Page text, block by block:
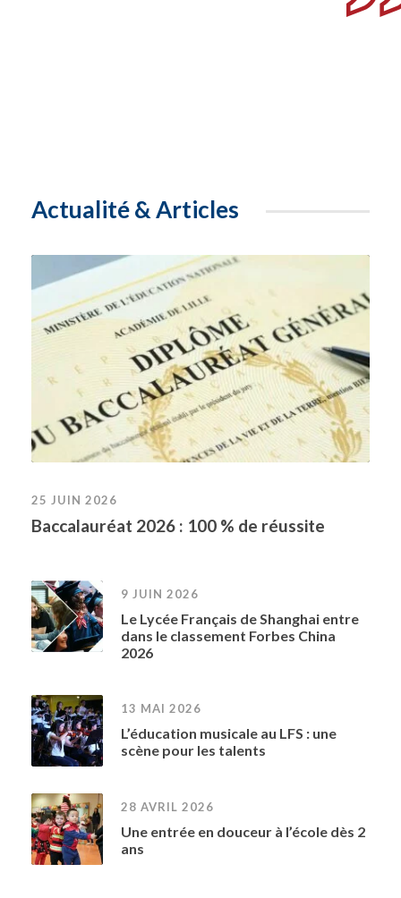
Actualité & Articles
25 JUIN 2026
Baccalauréat 2026 : 100 % de réussite
9 JUIN 2026
Le Lycée Français de Shanghai entre
dans le classement Forbes China
2026
13 MAI 2026
L’éducation musicale au LFS : une
scène pour les talents
28 AVRIL 2026
Une entrée en douceur à l’école dès 2
ans